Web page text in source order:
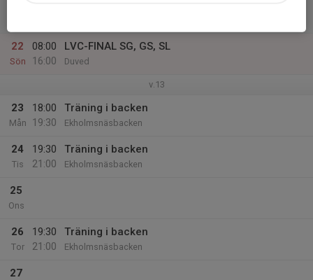
22
Sön
08:00
16:00
LVC-FINAL SG, GS, SL
Duved
v.13
23
Mån
18:00
19:30
Träning i backen
Ekholmsnäsbacken
24
Tis
19:30
21:00
Träning i backen
Ekholmsnäsbacken
25
Ons
26
Tor
19:30
21:00
Träning i backen
Ekholmsnäsbacken
27